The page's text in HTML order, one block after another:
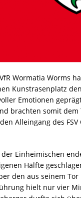
Wormatia Worms
Kunstrasenplatz
Emotionen
brachten somit
Alleingang des
der Einheimischen
Hälfte
den aus seinem
hielt nur vier